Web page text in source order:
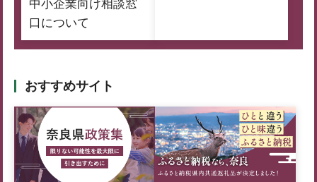
中小企業向け相談窓
口について
おすすめサイト